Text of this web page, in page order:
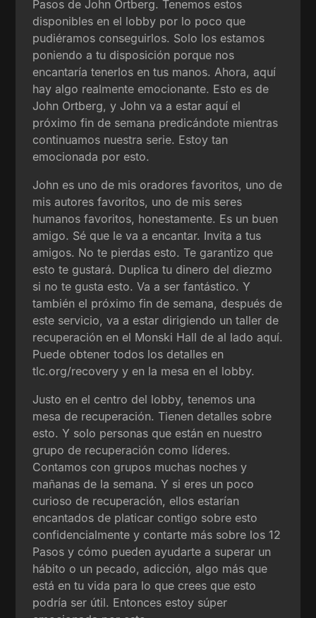
Pasos de John Ortberg. Tenemos estos
disponibles en el lobby por lo poco que
pudiéramos conseguirlos. Solo los estamos
poniendo a tu disposición porque nos
encantaría tenerlos en tus manos. Ahora, aquí
hay algo realmente emocionante. Esto es de
John Ortberg, y John va a estar aquí el
próximo fin de semana predicándote mientras
continuamos nuestra serie. Estoy tan
emocionada por esto.
John es uno de mis oradores favoritos, uno de
mis autores favoritos, uno de mis seres
humanos favoritos, honestamente. Es un buen
amigo. Sé que le va a encantar. Invita a tus
amigos. No te pierdas esto. Te garantizo que
esto te gustará. Duplica tu dinero del diezmo
si no te gusta esto. Va a ser fantástico. Y
también el próximo fin de semana, después de
este servicio, va a estar dirigiendo un taller de
recuperación en el Monski Hall de al lado aquí.
Puede obtener todos los detalles en
tlc.org/recovery y en la mesa en el lobby.
Justo en el centro del lobby, tenemos una
mesa de recuperación. Tienen detalles sobre
esto. Y solo personas que están en nuestro
grupo de recuperación como líderes.
Contamos con grupos muchas noches y
mañanas de la semana. Y si eres un poco
curioso de recuperación, ellos estarían
encantados de platicar contigo sobre esto
confidencialmente y contarte más sobre los 12
Pasos y cómo pueden ayudarte a superar un
hábito o un pecado, adicción, algo más que
está en tu vida para lo que crees que esto
podría ser útil. Entonces estoy súper